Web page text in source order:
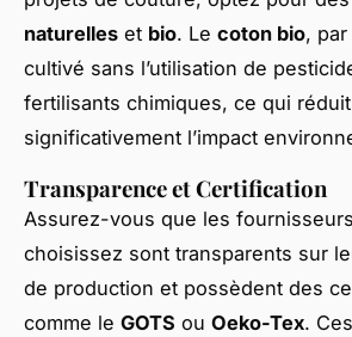
naturelles et bio. Le coton bio,
cultivé sans l’utilisation de
fertilisants chimiques, ce qui réduit
significativement l’impact
Transparence et Certification
Assurez-vous que les
choisissez sont transparents sur
de production et possèdent des
comme le GOTS ou Oeko-Tex.